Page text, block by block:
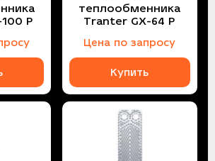
P
теплообменника
Tranter GX-64 P
Цена по запросу
Купить